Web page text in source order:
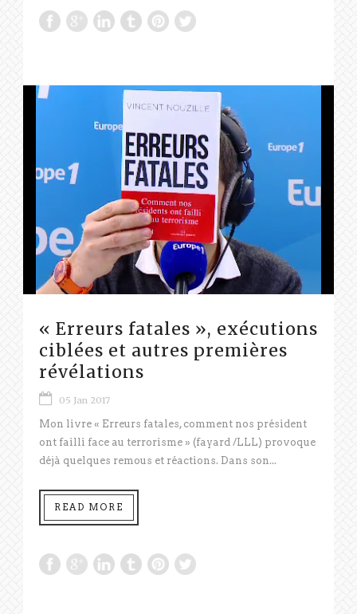
« Erreurs fatales », exécutions
ciblées et autres premières
révélations
05 Jan 2017
Mon livre « Erreurs fatales, comment nos président
ont failli face au terrorisme » (fayard /LLL) provoque
déjà quelques remous et réactions. Dans son...
READ MORE